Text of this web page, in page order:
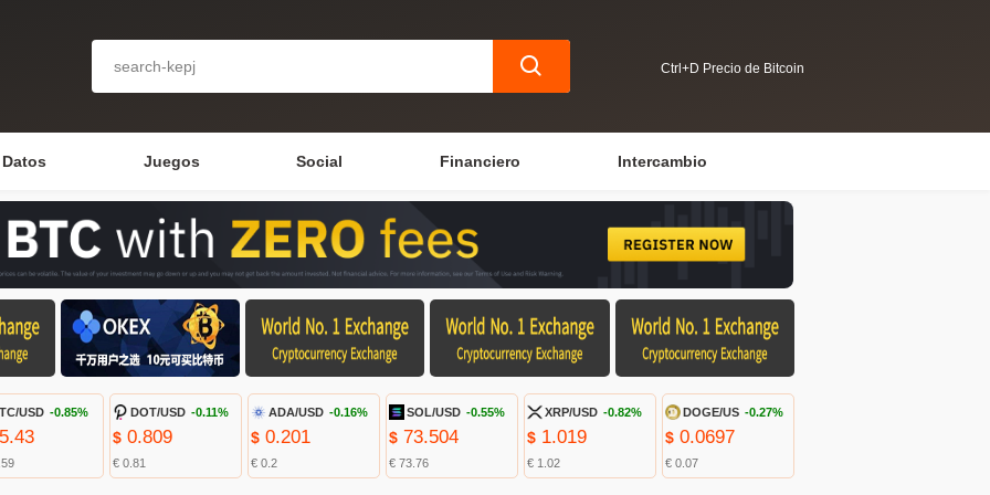
Ctrl+D Precio de Bitcoin
Datos Juegos Social Financiero Intercambio
USD -0.85% DOT/USD -0.11%
$0.809
€ 0.81
ADA/USD -0.16%
$0.201
€ 0.2
SOL/USD -0.55%
$ 73.504
€ 73.76
XRP/USD -0.82%
$ 1.019
€ 1.02
DOGE/US -0.27%
$ 0.0697
€ 0.07